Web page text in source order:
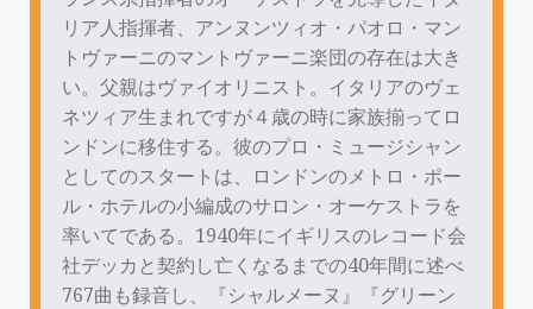
リア人指揮者、アンヌンツィオ・パオロ・マン
トヴァーニのマントヴァーニ楽団の存在は大き
い。父親はヴァイオリニスト。イタリアのヴェ
ネツィア生まれですが４歳の時に家族揃ってロ
ンドンに移住する。彼のプロ・ミュージシャン
としてのスタートは、ロンドンのメトロ・ポー
ル・ホテルの小編成のサロン・オーケストラを
率いてである。1940年にイギリスのレコード会
社デッカと契約し亡くなるまでの40年間に述べ
767曲も録音し、『シャルメーヌ』『グリーン